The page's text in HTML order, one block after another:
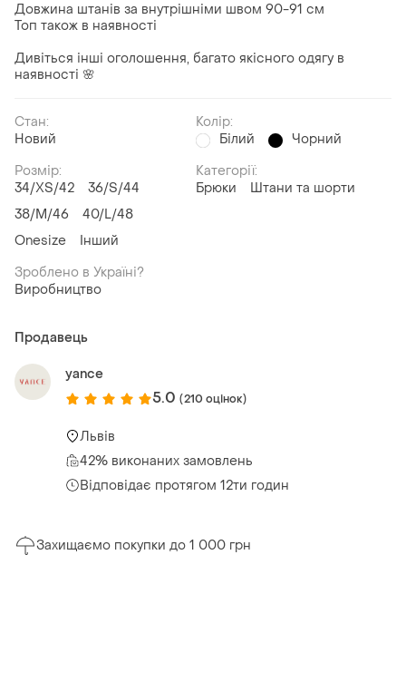
Довжина штанів за внутрішніми швом 90-91 см
Топ також в наявності
Дивіться інші оголошення, багато якісного одягу в
наявності 🌸
Стан:
Новий
Колір:
Білий
Чорний
Розмір:
34/XS/42
36/S/44
38/M/46
40/L/48
Onesize
Інший
Категорії:
Брюки
Штани та шорти
Зроблено в Україні?
Виробництво
Продавець
yance
5.0 (210 оцінок)
Львів
42% виконаних замовлень
Відповідає протягом 12ти годин
Захищаємо покупки до 1 000 грн